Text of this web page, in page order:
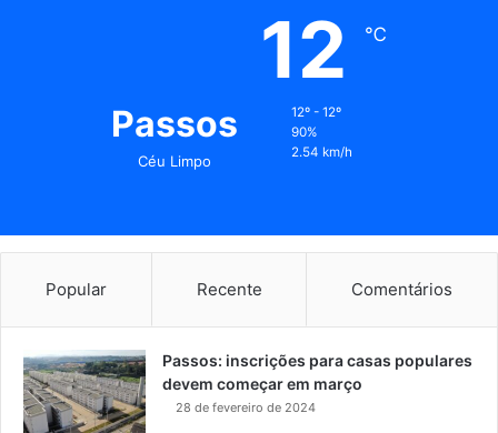
Passos
Céu Limpo
12 ℃
12º - 12º
90%
2.54 km/h
Popular Recente Comentários
Passos: inscrições para casas populares
devem começar em março
28 de fevereiro de 2024